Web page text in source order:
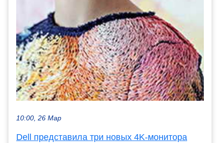
10:00, 26 Мар
Dell представила три новых 4K-монитора